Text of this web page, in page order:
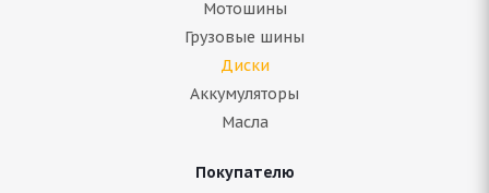
Мотошины
Грузовые шины
Диски
Аккумуляторы
Масла
Покупателю